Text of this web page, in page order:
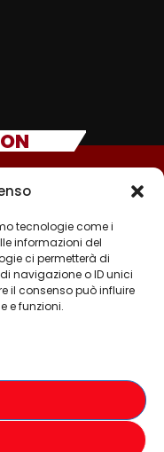
tecnologie come i
informazioni del
ci permetterà di
navigazione o ID unici
il consenso può influire
e funzioni.